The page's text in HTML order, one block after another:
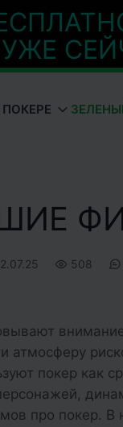
УЖЕ
508
атмосферу
покер как
про покер.